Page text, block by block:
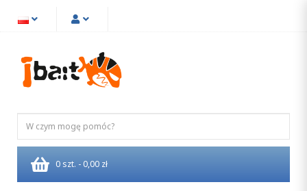
0 szt. - 0,00 zł